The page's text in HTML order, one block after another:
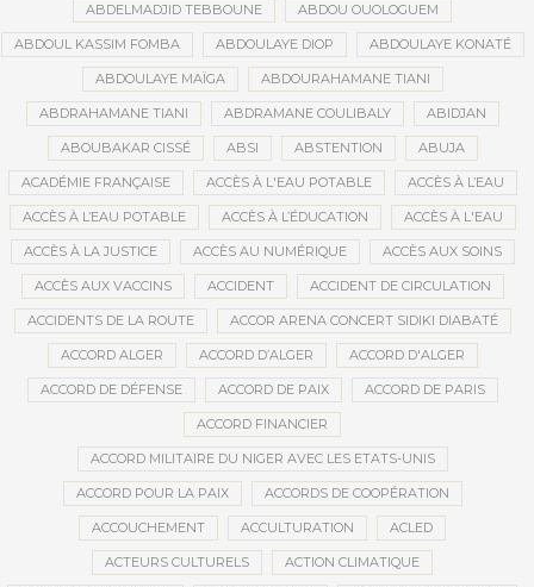
ABDELMADJID TEBBOUNE ABDOU OUOLOGUEM
ABDOUL KASSIM FOMBA ABDOULAYE DIOP ABDOULAYE KONATÉ
ABDOULAYE MAÏGA ABDOURAHAMANE TIANI
ABDRAHAMANE TIANI ABDRAMANE COULIBALY ABIDJAN
ABOUBAKAR CISSÉ ABSI ABSTENTION ABUJA
ACADÉMIE FRANÇAISE ACCÈS À L'EAU POTABLE ACCÈS À L’EAU
ACCÈS À L’EAU POTABLE ACCÈS À L’ÉDUCATION ACCÈS À L'EAU
ACCÈS À LA JUSTICE ACCÈS AU NUMÉRIQUE ACCÈS AUX SOINS
ACCÈS AUX VACCINS ACCIDENT ACCIDENT DE CIRCULATION
ACCIDENTS DE LA ROUTE ACCOR ARENA CONCERT SIDIKI DIABATÉ
ACCORD ALGER ACCORD D’ALGER ACCORD D'ALGER
ACCORD DE DÉFENSE ACCORD DE PAIX ACCORD DE PARIS
ACCORD FINANCIER
ACCORD MILITAIRE DU NIGER AVEC LES ETATS-UNIS
ACCORD POUR LA PAIX ACCORDS DE COOPÉRATION
ACCOUCHEMENT ACCULTURATION ACLED
ACTEURS CULTURELS ACTION CLIMATIQUE